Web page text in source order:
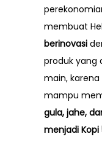
membuat
berinovasi
produk yang
main, karena
mampu
gula, jahe,
menjadi Kopi